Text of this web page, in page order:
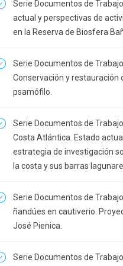
Serie Documentos de
actual y perspectivas de
en la Reserva de Biosfera
Serie Documentos de Trabajo
Conservación y restauración
psamófilo.
Serie Documentos de
Costa Atlántica. Estado
estrategia de investigación
la costa y sus barras
Serie Documentos de Trabajo
ñandúes en cautiverio.
José Pienica.
Serie Documentos de Trabajo